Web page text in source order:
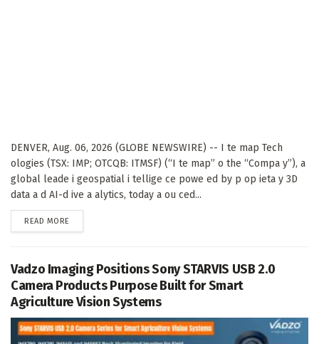
DENVER, Aug. 06, 2026 (GLOBE NEWSWIRE) -- I te map Tech
ologies (TSX: IMP; OTCQB: ITMSF) (“I te map” o the “Compa y”), a
global leade i geospatial i tellige ce powe ed by p op ieta y 3D
data a d AI-d ive a alytics, today a ou ced...
READ MORE
Vadzo Imaging Positions Sony STARVIS USB 2.0
Camera Products Purpose Built for Smart
Agriculture Vision Systems